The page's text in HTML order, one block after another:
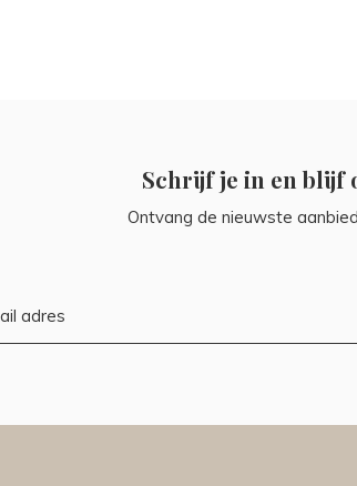
Schrijf je in en blijf
Ontvang de nieuwste